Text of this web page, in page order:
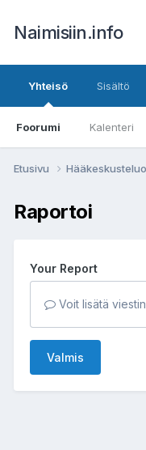
Naimisiin.info
Yhteisö
Foorumi Kalenteri
Sisältö
Etusivu
Raportoi
Your Report
Voit lisätä
Valmis